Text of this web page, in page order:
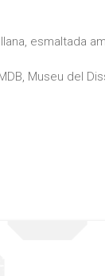
esmaltada
Museu del